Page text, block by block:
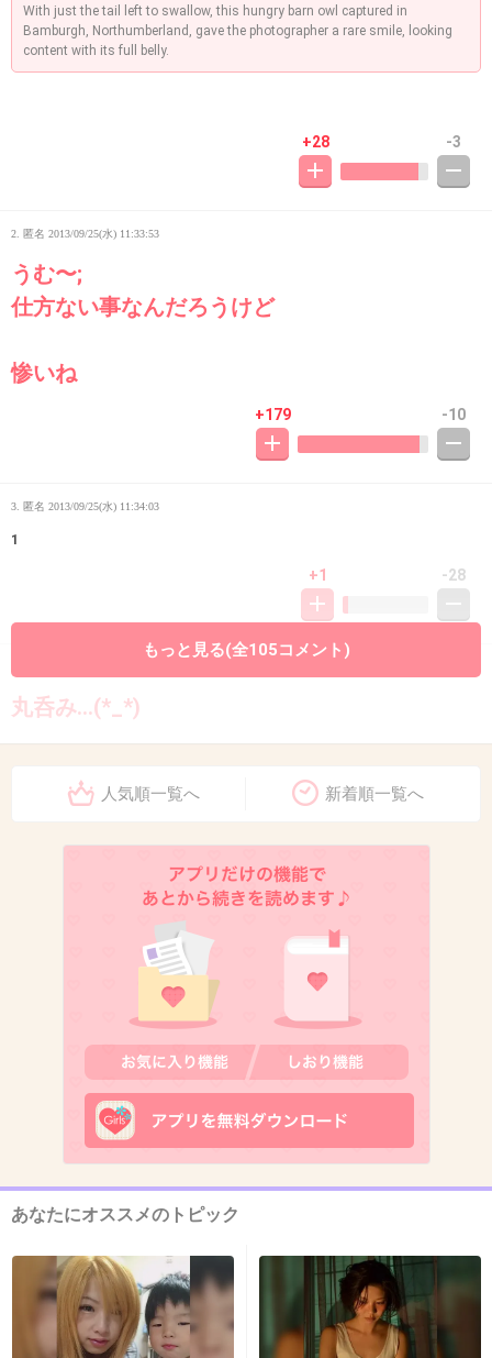
With just the tail left to swallow, this hungry barn owl captured in
Bamburgh, Northumberland, gave the photographer a rare smile, looking
content with its full belly.
+28 -3
2. 匿名 2013/09/25(水) 11:33:53
うむ〜;
仕方ない事なんだろうけど
惨いね
+179 -10
3. 匿名 2013/09/25(水) 11:34:03
1
+1 -28
丸呑み…(*_*)
+224 -1
わぁ･･････Σ(￣ロ￣lll)
自然の摂理だもの！
+235
7. 匿名2013/09/25(水) 11:34:39
最後の表情がｗｗ
もっと見る(全105コメント)
人気順一覧へ 新着順一覧へ
あなたにオススメのトピック